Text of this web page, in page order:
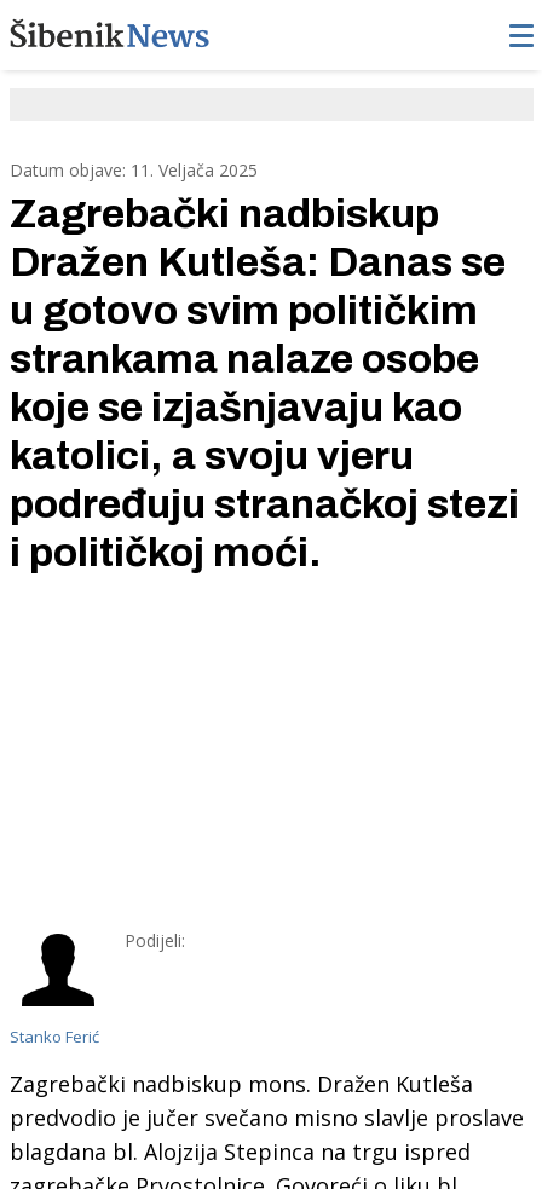
Datum objave: 11. Veljača 2025
Zagrebački nadbiskup
Dražen Kutleša: Danas se
u gotovo svim političkim
strankama nalaze osobe
koje se izjašnjavaju kao
katolici, a svoju vjeru
podređuju stranačkoj stezi
i političkoj moći.
Stanko Ferić
Podijeli:
Zagrebački nadbiskup mons. Dražen Kutleša
predvodio je jučer svečano misno slavlje proslave
blagdana bl. Alojzija Stepinca na trgu ispred